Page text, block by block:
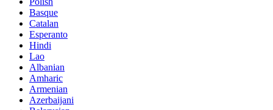
Basque
Catalan
Esperanto
Hindi
Lao
Albanian
Amharic
Armenian
Azerbaijani